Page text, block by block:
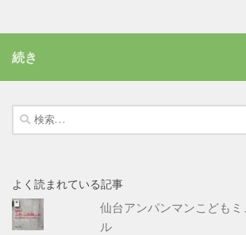
続き
検
索:
よく読まれている記事
仙台アンパンマンこども
ル